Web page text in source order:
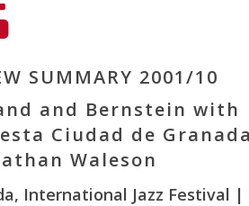
SUMMARY 2001/10
and Bernstein with
Ciudad de
Waleson
International Jazz Festival |